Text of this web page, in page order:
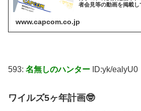
者会見等の動画を掲載し
www.capcom.co.jp
593: 名無しのハンター ID:yk/ealyU0
ワイルズ5ヶ年計画🤓